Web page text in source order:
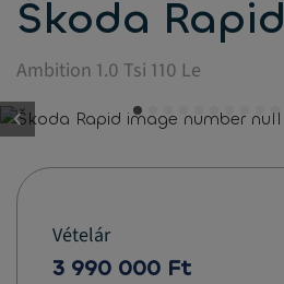
Škoda Rapid
Ambition 1.0 Tsi 110 Le
button.previous
Vételár
3 990 000 Ft